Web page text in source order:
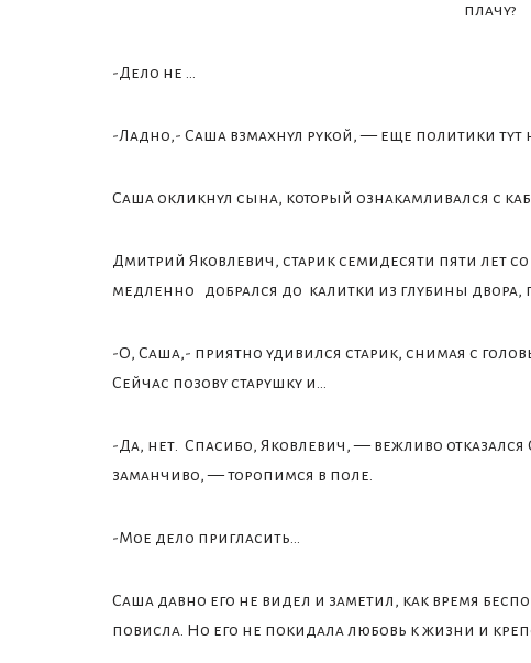
плачу?
-Дело не …
-Ладно,- Саша взмахнул рукой, — еще политики тут
Саша окликнул сына, который ознакамливался с
Дмитрий Яковлевич, старик семидесяти пяти лет
медленно добрался до калитки из глубины двора,
-О, Саша,- приятно удивился старик, снимая с
Сейчас позову старушку и…
-Да, нет. Спасибо, Яковлевич, — вежливо отказался
заманчиво, — торопимся в поле.
-Мое дело пригласить…
Саша давно его не видел и заметил, как время
повисла. Но его не покидала любовь к жизни и